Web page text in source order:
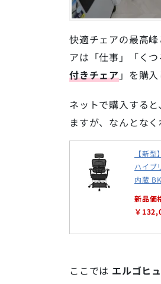
快適チェアの最高
アは「仕事」「く
付きチェア」を購入
ネットで購入する
ますが、なんとな
【新
ハイブ
内蔵
新品価
￥
ここでは エルゴヒ